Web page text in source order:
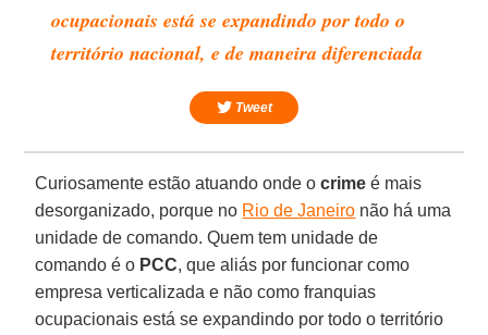
ocupacionais está se expandindo por todo o
território nacional, e de maneira diferenciada
Tweet
Curiosamente estão atuando onde ocrime é mais
desorganizado, porque no Rio de Janeiro não há uma
unidade de comando. Quem tem unidade de
comando é o PCC, que aliás por funcionar como
empresa verticalizada e não como franquias
ocupacionais está se expandindo por todo o território